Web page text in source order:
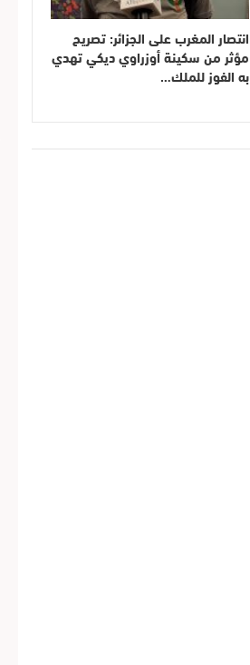
انتصار المغرب على الجزائر: تصريح
مؤثر من سكينة أوزراوي ديكي تهدي
به الفوز للملك…